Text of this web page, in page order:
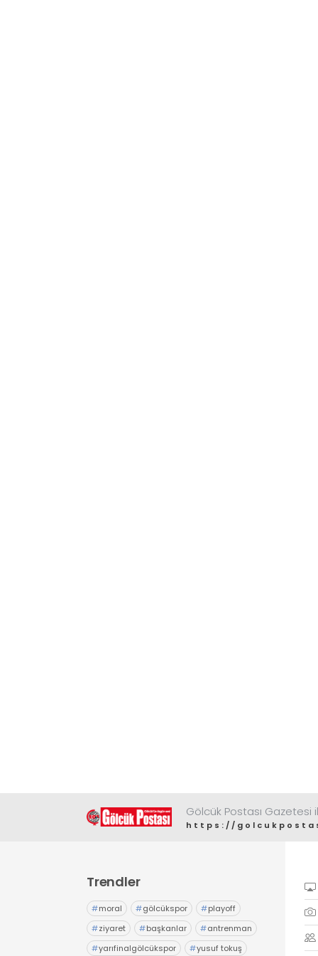
Gölcük Postası
https://
Trendler
#moral #gölcükspor #playoff
#ziyaret #başkanlar #antrenman
#yarıfinalgölcükspor #yusuf tokuş